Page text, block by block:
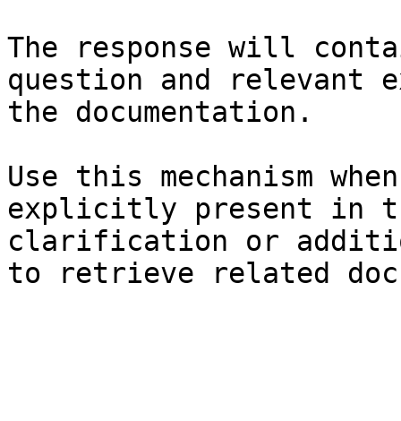
The response will
question and relevant
the documentation.
Use this mechanism
explicitly present in
clarification or